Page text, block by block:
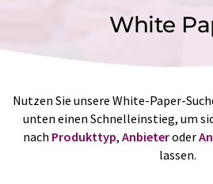
White
Nutzen Sie unsere White-Paper-
unten einen Schnelleinstieg, um
nach Produkttyp, Anbieteroder
lassen.